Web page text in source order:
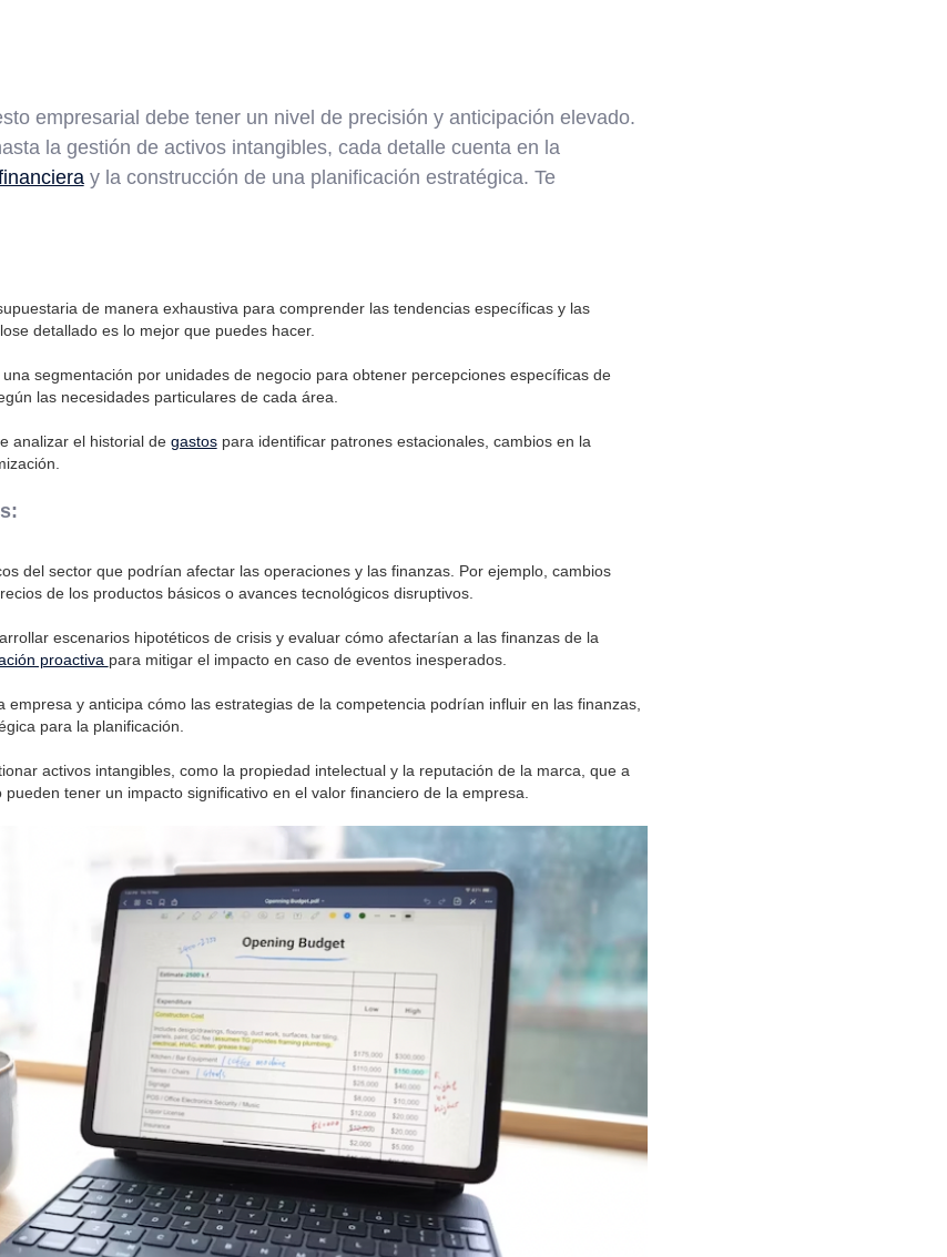
empresarial debe tener un nivel de precisión y anticipación elevado.
la gestión de activos intangibles, cada detalle cuenta en la
y la construcción de una planificación estratégica. Te
de manera exhaustiva para comprender las tendencias específicas y las
detallado es lo mejor que puedes hacer.
segmentación por unidades de negocio para obtener percepciones específicas de
las necesidades particulares de cada área.
analizar el historial de gastospara identificar patrones estacionales, cambios en la
del sector que podrían afectar las operaciones y las finanzas. Por ejemplo, cambios
de los productos básicos o avances tecnológicos disruptivos.
escenarios hipotéticos de crisis y evaluar cómo afectarían a las finanzas de la
proactiva para mitigar el impacto en caso de eventos inesperados.
empresa y anticipa cómo las estrategias de la competencia podrían influir en las finanzas,
para la planificación.
activos intangibles, como la propiedad intelectual y la reputación de la marca, que a
tener un impacto significativo en el valor financiero de la empresa.